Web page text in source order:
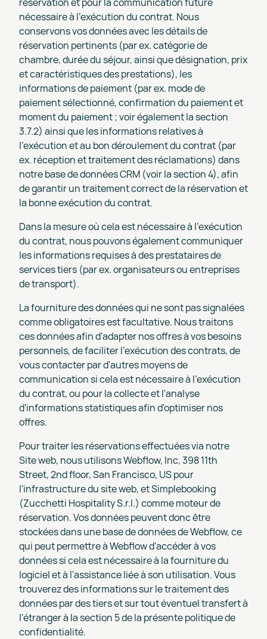
nécessaire à l'exécution du contrat. Nous
conservons vos données avec les détails de
réservation pertinents (par ex. catégorie de
chambre, durée du séjour, ainsi que désignation, prix
et caractéristiques des prestations), les
informations de paiement (par ex. mode de
paiement sélectionné, confirmation du paiement et
moment du paiement ; voir également la section
3.7.2) ainsi que les informations relatives à
l'exécution et au bon déroulement du contrat (par
ex. réception et traitement des réclamations) dans
notre base de données CRM (voir la section 4), afin
de garantir un traitement correct de la réservation et
la bonne exécution du contrat.
Dans la mesure où cela est nécessaire à l'exécution
du contrat, nous pouvons également communiquer
les informations requises à des prestataires de
services tiers (par ex. organisateurs ou entreprises
de transport).
La fourniture des données qui ne sont pas signalées
comme obligatoires est facultative. Nous traitons
ces données afin d'adapter nos offres à vos besoins
personnels, de faciliter l'exécution des contrats, de
vous contacter par d'autres moyens de
communication si cela est nécessaire à l'exécution
du contrat, ou pour la collecte et l'analyse
d'informations statistiques afin d'optimiser nos
offres.
Pour traiter les réservations effectuées via notre
Site web, nous utilisons Webflow, Inc, 398 11th
Street, 2nd floor, San Francisco, US pour
l'infrastructure du site web, et Simplebooking
(Zucchetti Hospitality S.r.l.) comme moteur de
réservation. Vos données peuvent donc être
stockées dans une base de données de Webflow, ce
qui peut permettre à Webflow d'accéder à vos
données si cela est nécessaire à la fourniture du
logiciel et à l'assistance liée à son utilisation. Vous
trouverez des informations sur le traitement des
données par des tiers et sur tout éventuel transfert à
l'étranger à la section 5 de la présente politique de
confidentialité.